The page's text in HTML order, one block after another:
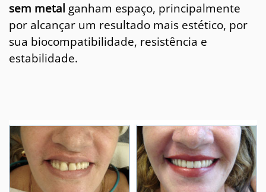
sem metal ganham espaço, principalmente
por alcançar um resultado mais estético, por
sua biocompatibilidade, resistência e
estabilidade.